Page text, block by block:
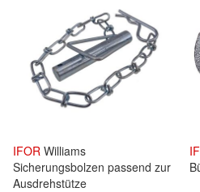
IFOR Williams
Sicherungsbolzen passend zur
Ausdrehstütze